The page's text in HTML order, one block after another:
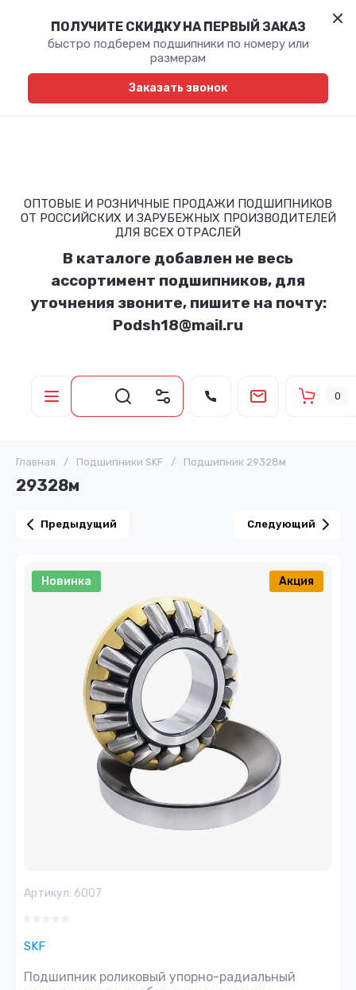
ПОЛУЧИТЕ СКИДКУ НА ПЕРВЫЙ ЗАКАЗ
быстро подберем подшипники по номеру или
размерам
Заказать звонок
ОПТОВЫЕ И РОЗНИЧНЫЕ ПРОДАЖИ ПОДШИПНИКОВ
ОТ РОССИЙСКИХ И ЗАРУБЕЖНЫХ ПРОИЗВОДИТЕЛЕЙ
ДЛЯ ВСЕХ ОТРАСЛЕЙ
В каталоге добавлен не весь
ассортимент подшипников, для
уточнения звоните, пишите на почту:
Podsh18@mail.ru
0
Главная / Подшипники SKF / Подшипник 29328м
29328м
Предыдущий Следующий
Новинка Акция
Артикул: 6007
SKF
Подшипник роликовый упорно-радиальный